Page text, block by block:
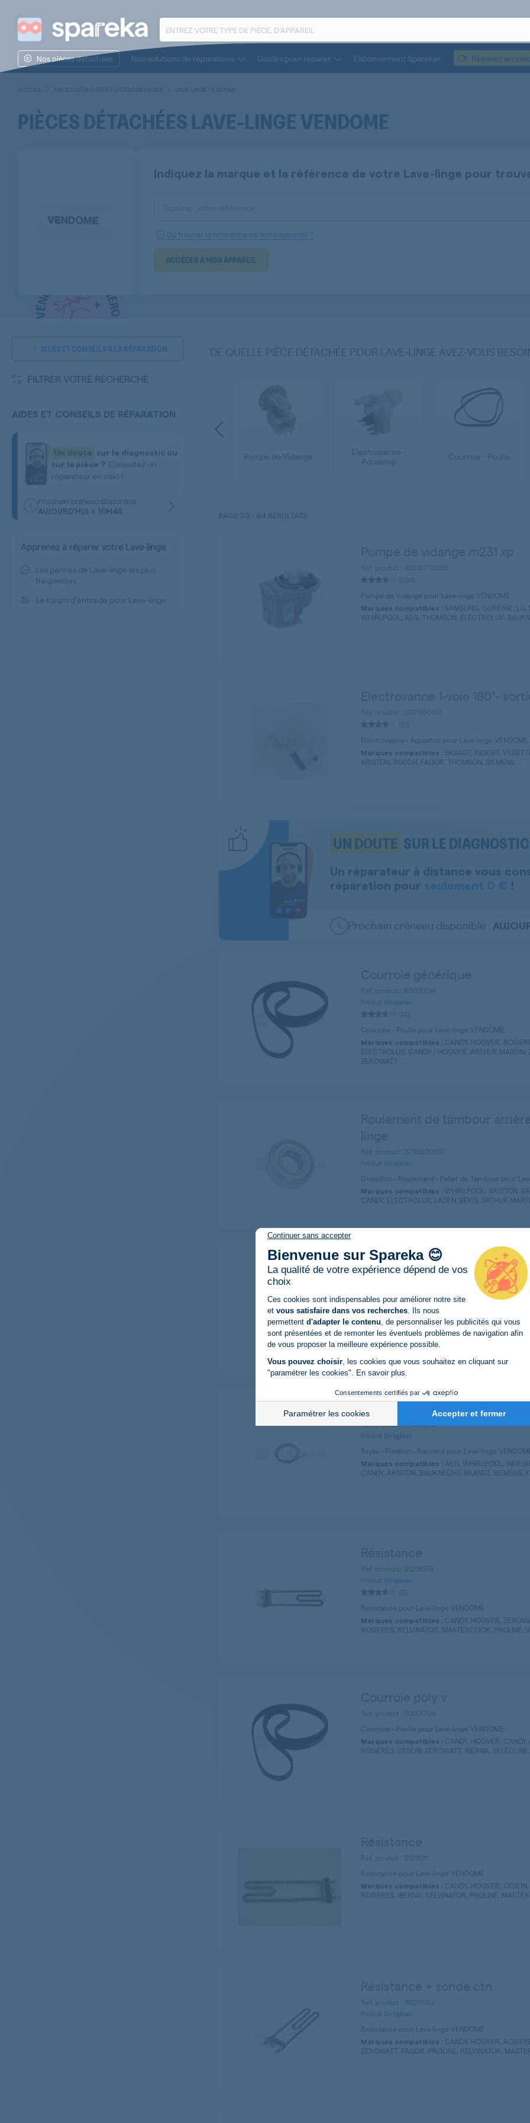
Continuer sans accepter
Bienvenue sur Spareka 😊
La qualité de votre expérience dépend de vos
choix
Plateforme de Gestion du
Ces cookies sont indispensables pour améliorer notre site
et vous satisfaire dans vos recherches. Ils nous
permettent d'adapter le contenu, de personnaliser les publicités qui vous
sont présentées et de remonter les éventuels problèmes de navigation afin
de vous proposer la meilleure expérience possible.
Vous pouvez choisir, les cookies que vous souhaitez en cliquant sur
"paramétrer les cookies". En savoir plus.
Consentements certifiés par
Paramétrer les cookies Accepter et fermer
Axeptio consent
Nos pièces détachées Nos solutions de réparations Guides pour réparer L’abonnement Spareka+ Réparez en
ACCUEIL PIÈCES DÉTACHÉES ÉLECTROMÉNAGER LAVE-LINGE VENDOME
PIÈCES DÉTACHÉES LAVE-LINGE VENDOME
Indiquez la marque et la référence de votre Lave-linge pour
Où trouver la référence de votre appareil ?
ACCÉDER À MON APPAREIL
DE QUELLE PIÈCE DÉTACHÉE POUR LAVE-LINGE AVEZ-VOUS
Filtre Vidange - Filtre
Peluche - Filtre
Electrovanne -
Aquastop
Filtre Antiparasite Pompe de Vidange
Electrovanne -
Aquastop
Courroie - Poulie
AIDES ET CONSEILS À LA RÉPARATION
FILTRER VOTRE RECHERCHE
AIDES ET CONSEILS DE RÉPARATION
Un doute
sur le diagnostic ou
sur la pièce ? Consultez un
réparateur en visio !
Prochain créneau disponible :
AUJOURD'HUI à 10H45
Apprenez à réparer votre Lave-linge
Les pannes de Lave-linge les plus
fréquentes
Le forum d'entraide pour Lave-linge
PAGE 1/2 - 64 RESULTATS
Pompe de Vidange pour Lave-linge VENDOME
Marques compatibles : SAMSUNG, GORENJE, LG,
WHIRLPOOL, AEG, THOMSON, ELECTROLUX,
Electrovanne - Aquastop pour Lave-linge VENDOME
Marques compatibles : BRANDT, INDESIT,
ARISTON, BOSCH, FAGOR, THOMSON, SIEMENS ...
UN DOUTE SUR LE
Un réparateur à distance vous
réparation pour seulement 0 € !
Prochain créneau disponible :
Original
Courroie - Poulie pour Lave-linge VENDOME
Marques compatibles : CANDY, HOOVER,
ELECTROLUX, CANDY / HOOVER, ARTHUR MARTIN,
ZEROWATT ...
Original
Croisillon - Roulement - Palier de Tambour pour
Marques compatibles : WHIRLPOOL, ARISTON,
CANDY, ELECTROLUX, LADEN, BEKO, ARTHUR
Résistance + sonde
(1)
Resistance pour Lave-linge VENDOME
Marques compatibles :CANDY, HOOVER,
ROSIERES, ZEROWATT
Tuyau pressostat 5x8
Ref. produit : 49003248
Original
Tuyau - Fixation - Raccord pour Lave-linge
Marques compatibles : AEG, WHIRLPOOL,
CANDY, ARISTON, BAUKNECHT, BRANDT, SIEMENS,
Original
Resistance pour Lave-linge VENDOME
Marques compatibles : CANDY, HOOVER,
ROSIERES, KELVINATOR, MASTERCOOK, PROLINE,
Courroie - Poulie pour Lave-linge VENDOME
Marques compatibles : CANDY, HOOVER, CANDY
ROSIERES, OTSEIN, ZEROWATT, IBERNA,
Resistance pour Lave-linge VENDOME
Marques compatibles : CANDY, HOOVER,
ROSIERES, IBERNA, KELVINATOR, PROLINE,
Original
Resistance pour Lave-linge VENDOME
Marques compatibles : CANDY, HOOVER,
ZEROWATT, FAGOR, PROLINE, KELVINATOR,